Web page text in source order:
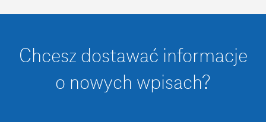
Chcesz dostawać informacje
o nowych wpisach?